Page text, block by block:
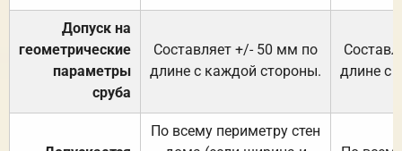
Допуск на
геометрические
параметры
сруба
Составляет +/- 50 мм по
длине с каждой стороны.
длине с
По всему периметру стен